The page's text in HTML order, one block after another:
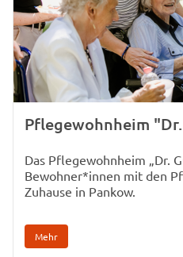
Pflegewohnheim
Das Pflegewohnheim „Dr.
Bewohner*innen mit den
Zuhause in Pankow.
Mehr